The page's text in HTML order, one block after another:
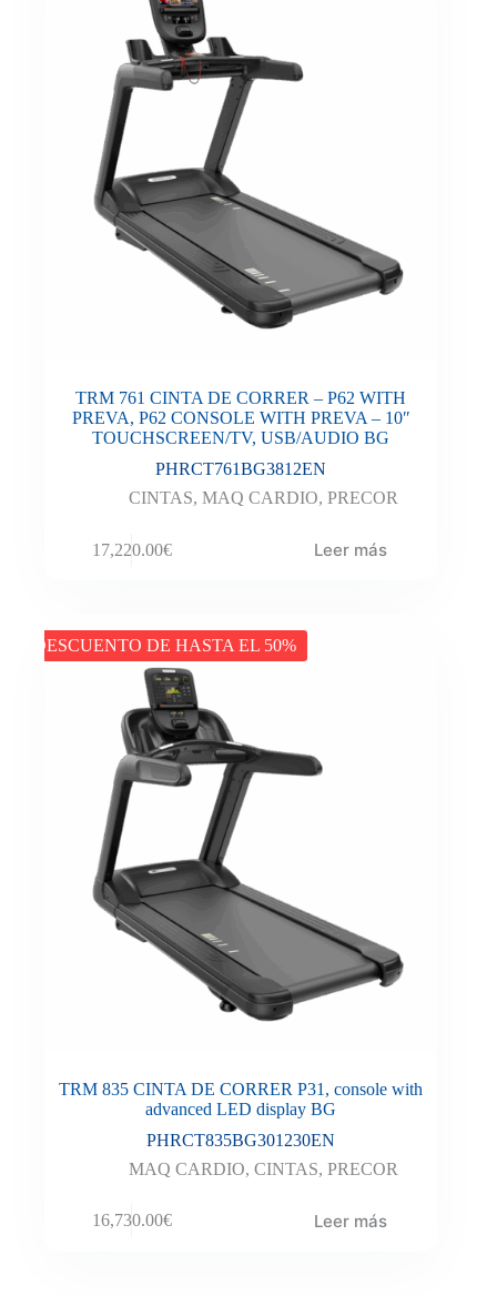
TRM 761 CINTA DE CORRER – P62 WITH
PREVA, P62 CONSOLE WITH PREVA – 10″
TOUCHSCREEN/TV, USB/AUDIO BG
PHRCT761BG3812EN
CINTAS, MAQ CARDIO, PRECOR
17,220.00€ Leer más
DESCUENTO DE HASTA EL 50%
TRM 835 CINTA DE CORRER P31, console with
advanced LED display BG
PHRCT835BG301230EN
MAQ CARDIO, CINTAS, PRECOR
16,730.00€ Leer más